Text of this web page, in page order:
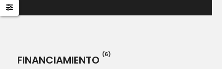
FINANCIAMIENTO (6)